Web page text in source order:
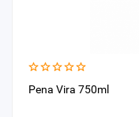
Pena Vira 750ml